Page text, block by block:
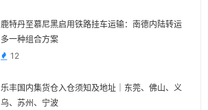
鹿特丹至慕尼黑启用铁路挂车运输：南德内陆转运
多一种组合方案
12
乐丰国内集货仓入仓须知及地址｜东莞、佛山、义
乌、苏州、宁波